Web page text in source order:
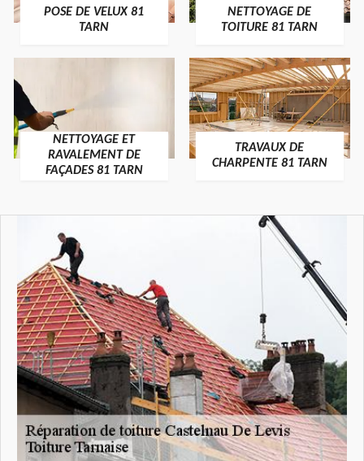
POSE DE VELUX 81
TARN
NETTOYAGE DE
TOITURE 81 TARN
NETTOYAGE ET
RAVALEMENT DE
FAÇADES 81 TARN
TRAVAUX DE
CHARPENTE 81 TARN